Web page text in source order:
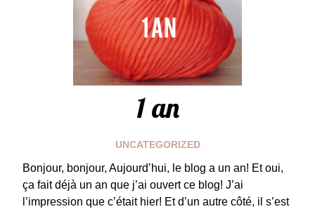
1 an
UNCATEGORIZED
Bonjour, bonjour, Aujourd’hui, le blog a un an! Et oui,
ça fait déjà un an que j’ai ouvert ce blog! J’ai
l’impression que c’était hier! Et d’un autre côté, il s’est